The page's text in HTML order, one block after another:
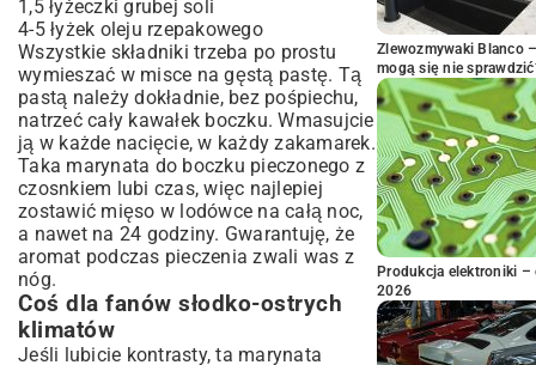
1,5 łyżeczki grubej soli
4-5 łyżek oleju rzepakowego
Wszystkie składniki trzeba po prostu
wymieszać w misce na gęstą pastę. Tą
pastą należy dokładnie, bez pośpiechu,
natrzeć cały kawałek boczku. Wmasujcie
ją w każde nacięcie, w każdy zakamarek.
Taka marynata do boczku pieczonego z
czosnkiem lubi czas, więc najlepiej
zostawić mięso w lodówce na całą noc,
a nawet na 24 godziny. Gwarantuję, że
aromat podczas pieczenia zwali was z
nóg.
Coś dla fanów słodko-ostrych
klimatów
Jeśli lubicie kontrasty, ta marynata
Zlewozmywaki Blanco
mogą się nie
Produkcja elektroniki –
2026